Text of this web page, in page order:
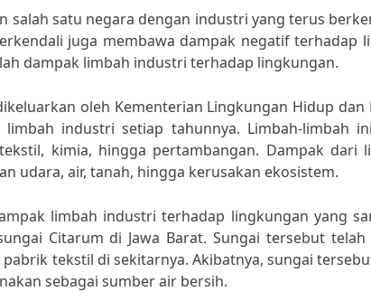
salah satu negara dengan industri yang terus
juga membawa dampak negatif terhadap
dampak limbah industri terhadap lingkungan.
oleh Kementerian Lingkungan Hidup
industri setiap tahunnya. Limbah-limbah
kimia, hingga pertambangan. Dampak dari
udara, air, tanah, hingga kerusakan ekosistem.
limbah industri terhadap lingkungan yang
Citarum di Jawa Barat. Sungai tersebut
tekstil di sekitarnya. Akibatnya, sungai
sebagai sumber air bersih.